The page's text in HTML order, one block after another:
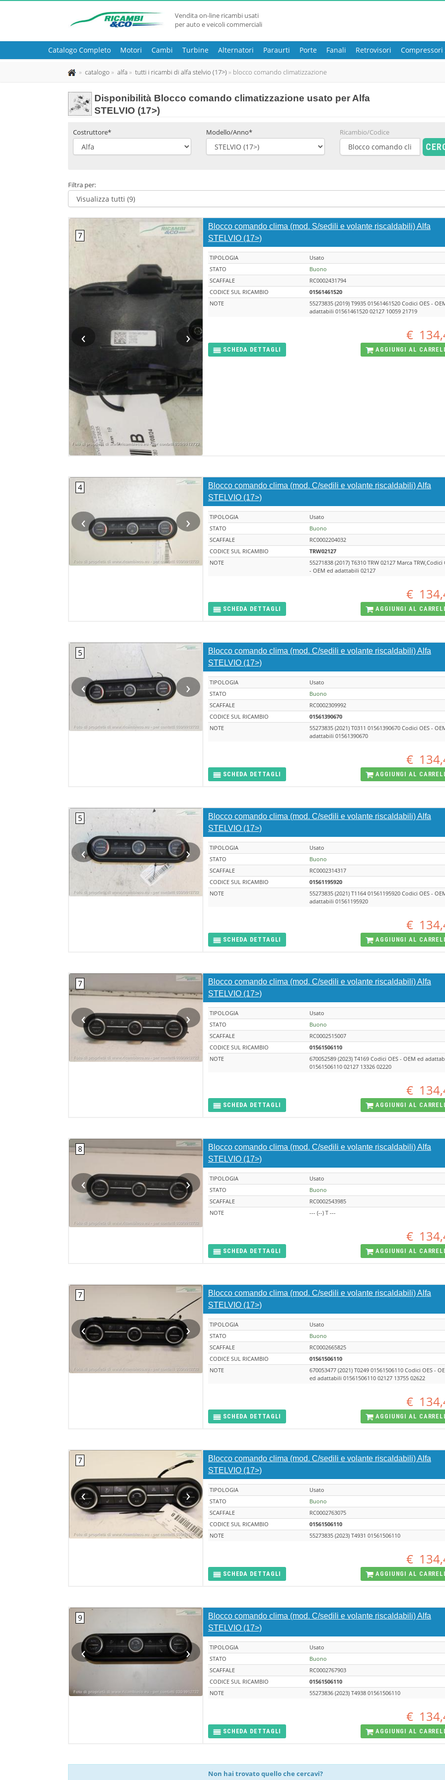
Vendita on-line ricambi usati
per auto e veicoli commerciali
Catalogo Completo Motori Cambi Turbine Alternatori Paraurti Porte Fanali Retrovisori Compressori
catalogo alfa tutti i ricambi di alfa stelvio (17>) blocco comando climatizzazione
Disponibilità Blocco comando climatizzazione usato per Alfa
STELVIO (17>)
Costruttore* Modello/Anno* Ricambio/Codice
Filtra per:
‹ ›
Blocco comando clima (mod. S/sedili e volante riscaldabili) Alfa
STELVIO (17>)
TIPOLOGIA
Usato
STATO
Buono
SCAFFALE
RC0002431794
CODICE SUL RICAMBIO
01561461520
NOTE
55273835 (2019) T9935 01561461520 Codici OES -
adattabili 01561461520 02127 10059 21719
€
SCHEDA DETTAGLI AGGIUNGI AL
‹ ›
Blocco comando clima (mod. C/sedili e volante riscaldabili) Alfa
STELVIO (17>)
TIPOLOGIA
Usato
STATO
Buono
SCAFFALE
RC0002204032
CODICE SUL RICAMBIO
TRW02127
NOTE
55271838 (2017) T6310 TRW 02127 Marca TRW,Codici
- OEM ed adattabili 02127
€
SCHEDA DETTAGLI AGGIUNGI AL
‹ ›
Blocco comando clima (mod. C/sedili e volante riscaldabili) Alfa
STELVIO (17>)
TIPOLOGIA
Usato
STATO
Buono
SCAFFALE
RC0002309992
CODICE SUL RICAMBIO
01561390670
NOTE
55273835 (2021) T0311 01561390670 Codici OES -
adattabili 01561390670
€
SCHEDA DETTAGLI AGGIUNGI AL
‹ ›
Blocco comando clima (mod. C/sedili e volante riscaldabili) Alfa
STELVIO (17>)
TIPOLOGIA
Usato
STATO
Buono
SCAFFALE
RC0002314317
CODICE SUL RICAMBIO
01561195920
NOTE
55273835 (2021) T1164 01561195920 Codici OES -
adattabili 01561195920
€
SCHEDA DETTAGLI AGGIUNGI AL
‹ ›
Blocco comando clima (mod. C/sedili e volante riscaldabili) Alfa
STELVIO (17>)
TIPOLOGIA
Usato
STATO
Buono
SCAFFALE
RC0002515007
CODICE SUL RICAMBIO
01561506110
NOTE
670052589 (2023) T4169 Codici OES - OEM ed
01561506110 02127 13326 02220
€
SCHEDA DETTAGLI AGGIUNGI AL
‹ ›
Blocco comando clima (mod. C/sedili e volante riscaldabili) Alfa
STELVIO (17>)
TIPOLOGIA
Usato
STATO
Buono
SCAFFALE
RC0002543985
NOTE
--- (--) T ---
€
SCHEDA DETTAGLI AGGIUNGI AL
‹ ›
Blocco comando clima (mod. C/sedili e volante riscaldabili) Alfa
STELVIO (17>)
TIPOLOGIA
Usato
STATO
Buono
SCAFFALE
RC0002665825
CODICE SUL RICAMBIO
01561506110
NOTE
670053477 (2021) T0249 01561506110 Codici OES -
ed adattabili 01561506110 02127 13755 02622
€
SCHEDA DETTAGLI AGGIUNGI AL
‹ ›
Blocco comando clima (mod. C/sedili e volante riscaldabili) Alfa
STELVIO (17>)
TIPOLOGIA
Usato
STATO
Buono
SCAFFALE
RC0002763075
CODICE SUL RICAMBIO
01561506110
NOTE
55273835 (2023) T4931 01561506110
€
SCHEDA DETTAGLI AGGIUNGI AL
‹ ›
Blocco comando clima (mod. C/sedili e volante riscaldabili) Alfa
STELVIO (17>)
TIPOLOGIA
Usato
STATO
Buono
SCAFFALE
RC0002767903
CODICE SUL RICAMBIO
01561506110
NOTE
55273836 (2023) T4938 01561506110
€
SCHEDA DETTAGLI AGGIUNGI AL
Non hai trovato quello che cercavi?